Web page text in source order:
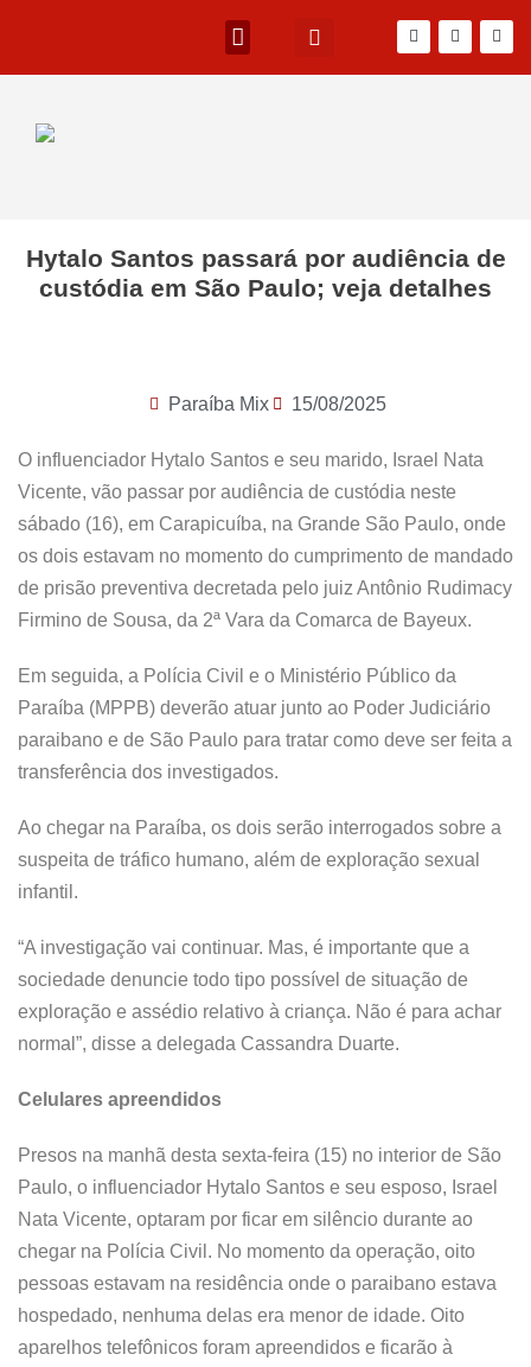
Hytalo Santos passará por audiência de
custódia em São Paulo; veja detalhes
Paraíba Mix 15/08/2025
O influenciador Hytalo Santos e seu marido, Israel Nata
Vicente, vão passar por audiência de custódia neste
sábado (16), em Carapicuíba, na Grande São Paulo, onde
os dois estavam no momento do cumprimento de mandado
de prisão preventiva decretada pelo juiz Antônio Rudimacy
Firmino de Sousa, da 2ª Vara da Comarca de Bayeux.
Em seguida, a Polícia Civil e o Ministério Público da
Paraíba (MPPB) deverão atuar junto ao Poder Judiciário
paraibano e de São Paulo para tratar como deve ser feita a
transferência dos investigados.
Ao chegar na Paraíba, os dois serão interrogados sobre a
suspeita de tráfico humano, além de exploração sexual
infantil.
“A investigação vai continuar. Mas, é importante que a
sociedade denuncie todo tipo possível de situação de
exploração e assédio relativo à criança. Não é para achar
normal”, disse a delegada Cassandra Duarte.
Celulares apreendidos
Presos na manhã desta sexta-feira (15) no interior de São
Paulo, o influenciador Hytalo Santos e seu esposo, Israel
Nata Vicente, optaram por ficar em silêncio durante ao
chegar na Polícia Civil. No momento da operação, oito
pessoas estavam na residência onde o paraibano estava
hospedado, nenhuma delas era menor de idade. Oito
aparelhos telefônicos foram apreendidos e ficarão à